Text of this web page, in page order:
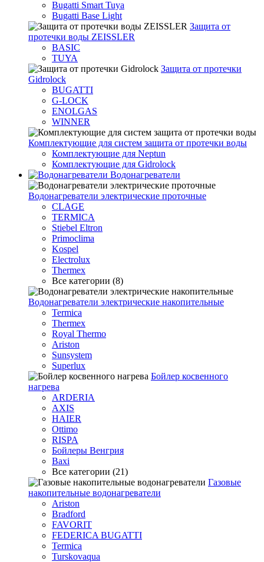
Bugatti Smart Tuya
Bugatti Base Light
Защита от
протечки воды ZEISSLER
BASIC
TUYA
Защита от протечки
Gidrolock
BUGATTI
G-LOCK
ENOLGAS
WINNER
Комплектующие для систем защита от протечки воды
Комплектующие для Neptun
Комплектующие для Gidrolock
Водонагреватели
Водонагреватeли электрические проточные
CLAGE
TERMICA
Stiebel Eltron
Primoclima
Kospel
Electrolux
Thermex
Все категории (8)
Водонагреватели электрические накопительные
Termica
Thermex
Royal Thermo
Ariston
Sunsystem
Superlux
Бойлер косвенного
нагрева
ARDERIA
AXIS
HAIER
Ottimo
RISPA
Бойлеры Венгрия
Baxi
Все категории (21)
Газовые
накопительные водонагреватели
Ariston
Bradford
FAVORIT
FEDERICA BUGATTI
Termica
Turskovaqua